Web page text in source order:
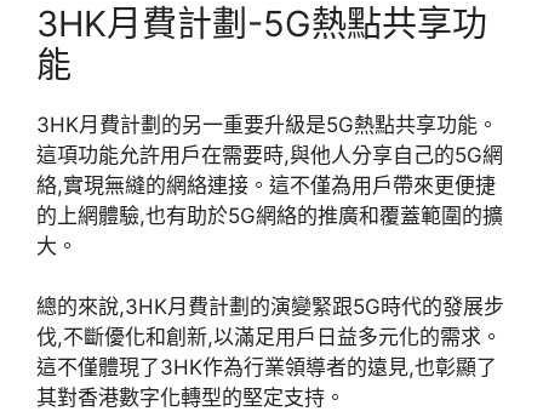
3HK月費計劃-5G熱點共享功
能
3HK月費計劃的另一重要升級是5G熱點共享功能。
這項功能允許用戶在需要時,與他人分享自己的5G網
絡,實現無縫的網絡連接。這不僅為用戶帶來更便捷
的上網體驗,也有助於5G網絡的推廣和覆蓋範圍的擴
大。
總的來說,3HK月費計劃的演變緊跟5G時代的發展步
伐,不斷優化和創新,以滿足用戶日益多元化的需求。
這不僅體現了3HK作為行業領導者的遠見,也彰顯了
其對香港數字化轉型的堅定支持。